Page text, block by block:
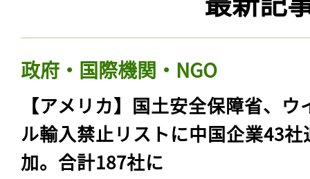
政府・国際機関・NGO
【アメリカ】国土安全保障省、ウ
ル輸入禁止リストに中国企業43社
加。合計187社に